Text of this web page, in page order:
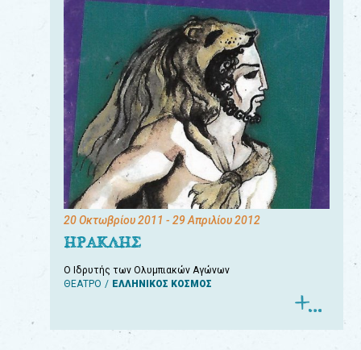
20 Οκτωβρίου 2011 - 29 Απριλίου 2012
ΗΡΑΚΛΗΣ
Ο Ιδρυτής των Ολυμπιακών Αγώνων
ΘΕΑΤΡΟ
ΕΛΛΗΝΙΚΟΣ ΚΟΣΜΟΣ